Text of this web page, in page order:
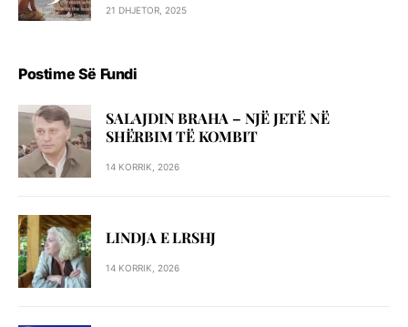
21 DHJETOR, 2025
Postime Së Fundi
SALAJDIN BRAHA – NJЁ JETЁ NЁ
SHЁRBIM TЁ KOMBIT
14 KORRIK, 2026
LINDJA E LRSHJ
14 KORRIK, 2026